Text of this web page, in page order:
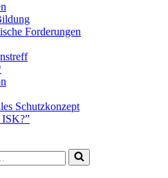
Forderungen
Schutzkonzept